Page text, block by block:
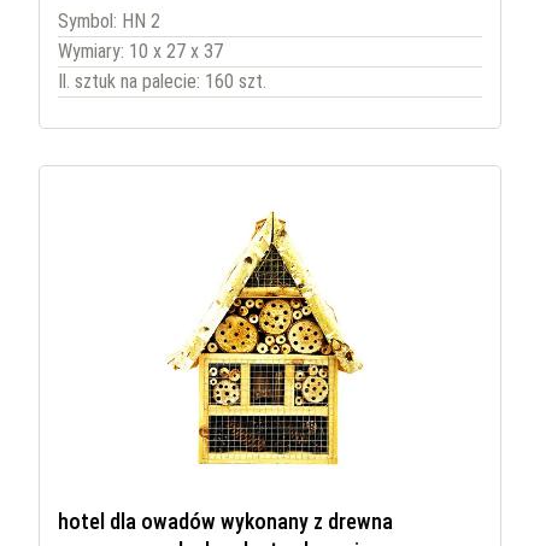
Symbol: HN 2
Wymiary: 10 x 27 x 37
Il. sztuk na palecie: 160 szt.
hotel dla owadów wykonany z drewna